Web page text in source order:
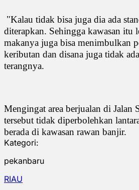
"Kalau tidak bisa juga dia ada
diterapkan. Sehingga kawasan itu
makanya juga bisa menimbulkan
keributan dan disana juga tidak
terangnya.
Mengingat area berjualan di Jalan
tersebut tidak diperbolehkan
berada di kawasan rawan banjir.
Kategori:
pekanbaru
RIAU